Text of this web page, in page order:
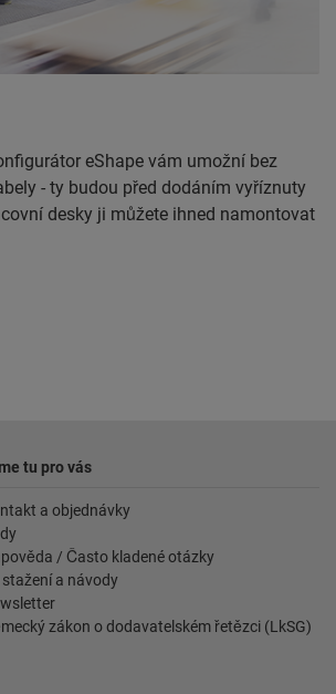
eShape vám umožní bez
- ty budou před dodáním vyříznuty
desky ji můžete ihned namontovat
tu pro vás
a objednávky
/ Často kladené otázky
stažení a návody
zákon o dodavatelském řetězci (LkSG)